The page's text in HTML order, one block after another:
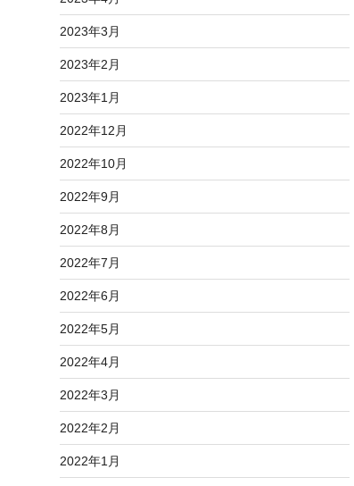
2023年3月
2023年2月
2023年1月
2022年12月
2022年10月
2022年9月
2022年8月
2022年7月
2022年6月
2022年5月
2022年4月
2022年3月
2022年2月
2022年1月